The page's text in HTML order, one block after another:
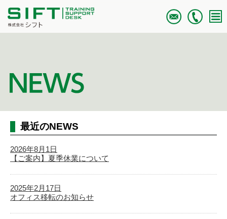
最近のNEWS
2026年8月1日
【ご案内】夏季休業について
2025年2月17日
オフィス移転のお知らせ